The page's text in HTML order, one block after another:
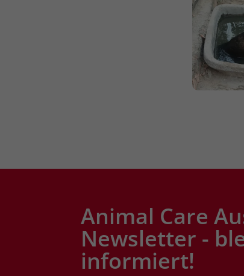
Animal Care
Newsletter -
informiert!